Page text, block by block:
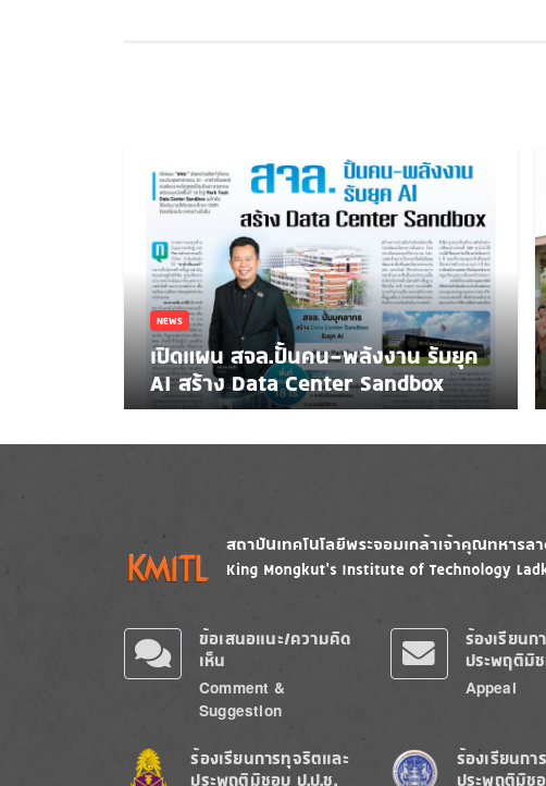
NEWS
เปิดแผน สจล.ปั้นคน-พลังงาน รับยุค
AI สร้าง Data Center Sandbox
Image Image
ข้อเสนอแนะ/ความคิด
เห็น
Comment &
Suggestion
ร้องเรียนก
ประพฤติมิ
Appeal
Image
ร้องเรียนการทุจริตและ
ประพฤติมิชอบ ป.ป.ช.
Image
ร้องเรียนกา
ประพฤติมิช